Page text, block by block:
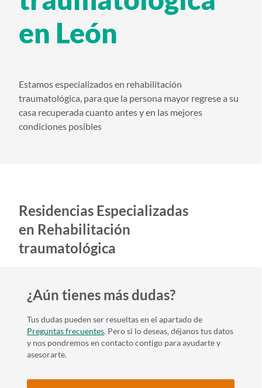
o
n
en León
Estamos especializados en rehabilitación
traumatológica, para que la persona mayor regrese a su
casa recuperada cuanto antes y en las mejores
condiciones posibles
Residencias Especializadas
en Rehabilitación
traumatológica
¿Aún tienes más dudas?
Tus dudas pueden ser resueltas en el apartado de
Preguntas frecuentes. Pero si lo deseas, déjanos tus datos
y nos pondremos en contacto contigo para ayudarte y
asesorarte.